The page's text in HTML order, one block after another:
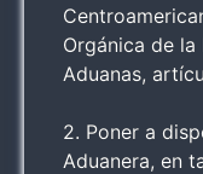
Orgánica de
Aduanas,
2. Poner a
Aduanera, en